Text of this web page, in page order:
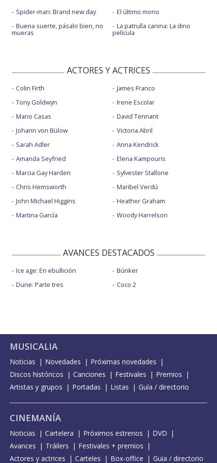
Spider-man: Brand new day
Buena suerte, pásalo bien, no
mueras
El último mono
La patrulla canina: La dino
película
ACTORES Y ACTRICES
Colin Firth
Tony Goldwyn
Mario Casas
Johann von Bülow
Sarah Adler
Amanda Seyfried
Marcia Gay Harden
Chris Hemsworth
John Michael Higgins
Martina García
James Franco
Irene Escolar
David Tennant
Victoria Abril
Anna Kendrick
Elena Kampouris
Sylvester Stallone
Maribel Verdú
Heather Graham
Woody Harrelson
AVANCES DESTACADOS
Ice age: En ebullición
Dune: Parte tres
Búnker
Coco 2
MUSICALIA
Noticias Novedades
Próximas novedades
Discos históricos
Canciones Festivales
Premios
Artistas y grupos
Portadas Listas Guía / directorio
CINEMANÍA
Noticias Cartelera Próximos estrenos
DVD
Avances
Tráilers
Festivales + premios
Actores y actrices
Carteles Box-office Guía / directorio